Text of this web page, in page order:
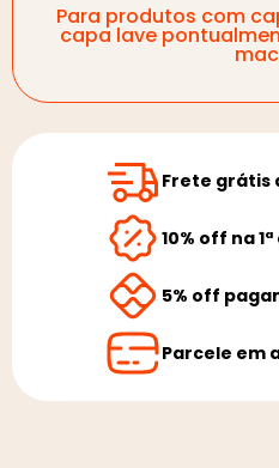
Para produtos com
capa lave
Frete grátis
10% off na
5% off
Parcele em